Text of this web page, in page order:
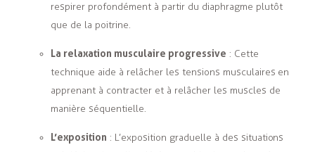
respirer profondément à partir du diaphragme plutôt
que de la poitrine.
La relaxation musculaire progressive : Cette
technique aide à relâcher les tensions musculaires en
apprenant à contracter et à relâcher les muscles de
manière séquentielle.
L’exposition : L’exposition graduelle à des situations